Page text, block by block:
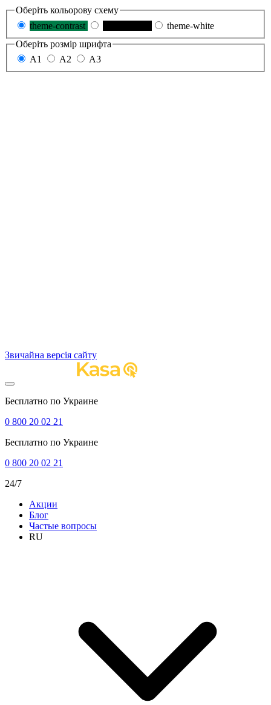
Оберіть кольорову схему
theme-contrast
theme-white
Оберіть розмір шрифта
A1
A2 A3
Звичайна версія сайту
Бесплатно по Украине
0 800 20 02 21
Бесплатно по Украине
0 800 20 02 21
24/7
Акции
Блог
Частые вопросы
RU